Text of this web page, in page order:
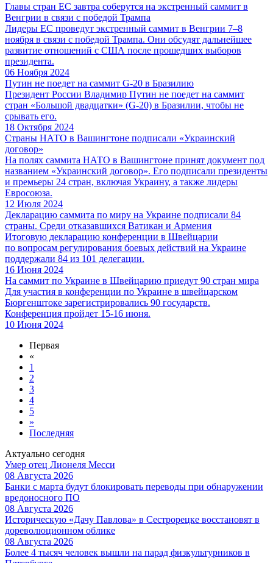
Главы стран ЕС завтра соберутся на экстренный саммит в
Венгрии в связи с победой Трампа
Лидеры ЕС проведут экстренный саммит в Венгрии 7–8
ноября в связи с победой Трампа. Они обсудят дальнейшее
развитие отношений с США после прошедших выборов
президента.
06 Ноября 2024
Путин не поедет на саммит G-20 в Бразилию
Президент России Владимир Путин не поедет на саммит
стран «Большой двадцатки» (G-20) в Бразилии, чтобы не
срывать его.
18 Октября 2024
Страны НАТО в Вашингтоне подписали «Украинский
договор»
На полях саммита НАТО в Вашингтоне принят документ под
названием «Украинский договор». Его подписали президенты
и премьеры 24 стран, включая Украину, а также лидеры
Евросоюза.
12 Июля 2024
Декларацию саммита по миру на Украине подписали 84
страны. Среди отказавшихся Ватикан и Армения
Итоговую декларацию конференции в Швейцарии
по вопросам регулирования боевых действий на Украине
поддержали 84 из 101 делегации.
16 Июня 2024
На саммит по Украине в Швейцарию приедут 90 стран мира
Для участия в конференции по Украине в швейцарском
Бюргенштоке зарегистрировались 90 государств.
Конференция пройдет 15-16 июня.
10 Июня 2024
Первая
«
1
2
3
4
5
»
Последняя
Актуально сегодня
Умер отец Лионеля Месси
08 Августа 2026
Банки с марта будут блокировать переводы при обнаружении
вредоносного ПО
08 Августа 2026
Историческую «Дачу Павлова» в Сестрорецке восстановят в
дореволюционном облике
08 Августа 2026
Более 4 тысяч человек вышли на парад физкультурников в